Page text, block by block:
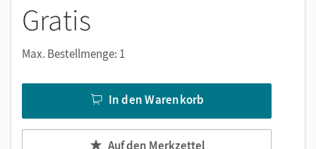
Gratis
Max. Bestellmenge: 1
In den Warenkorb
Auf den Merkzettel